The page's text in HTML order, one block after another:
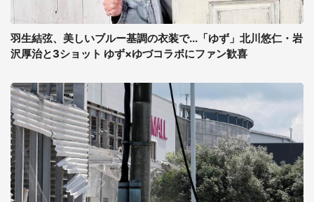
羽生結弦、美しいブルー基調の衣装で...「ゆず」北川悠仁・岩
沢厚治と3ショット ゆず×ゆづコラボにファン歓喜